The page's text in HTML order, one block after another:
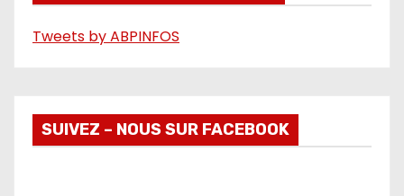
o
Tweets by ABPINFOS
SUIVEZ – NOUS SUR FACEBOOK